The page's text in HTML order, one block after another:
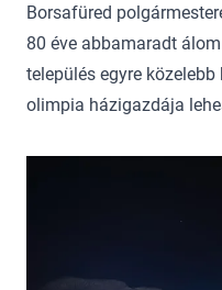
Borsafüred
80 éve abbamaradt
település egyre
olimpia házigazdája